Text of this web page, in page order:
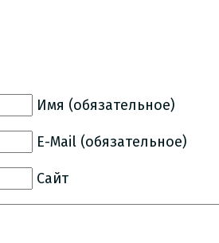
Имя (обязательное)
E-Mail (обязательное)
Сайт